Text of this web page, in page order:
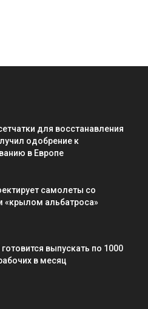
для восстанавления
одобрение к
в Европе
самолеты со
«крылом альбатроса»
выпускать по 1000
в месяц